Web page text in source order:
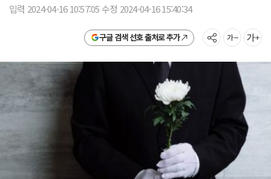
입력 2024-04-16 10:57:05 수정 2024-04-16 15:40:34
구글 검색 선호 출처로 추가